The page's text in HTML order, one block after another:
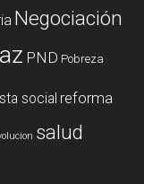
Negociación
PND Pobreza
social reforma
salud